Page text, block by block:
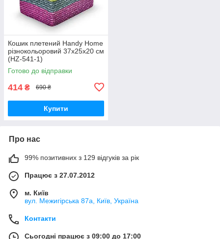
Кошик плетений Handy Home
різнокольоровий 37x25x20 см
(HZ-541-1)
Готово до відправки
414 ₴ 690 ₴
Купити
Про нас
99% позитивних з 129 відгуків за рік
Працює з 27.07.2012
м. Київ
вул. Межигірська 87а, Київ, Україна
Контакти
Сьогодні працює з 09:00 до 17:00